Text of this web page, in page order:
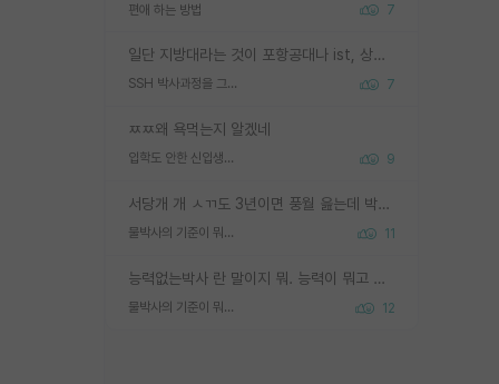
편애 하는 방법 7
일단 지방대라는 것이 포항공대나 ist, 상위 지거국은 아니라고 생각하겠습니다. 그런곳은 서성한에 비해 소위 대학 네임밸류가 크게 뒤떨어지지는 않으니까요. 대학 이름이 중요하냐? 당연합니다. 대학 이름이 좋아서 좋은 아웃풋이 나오는 것이냐, 좋은 대학은 좋은 사람과 좋은 기회가 몰려있으니 아웃풋도 자연스럽게 좋아지는 것이냐? 대답하기 어려운 문제입니다. 아직 한국 사회에서 학벌을 보는 것도, 특히 이공계를 중심으로 학벌보다는 실적 위주라는 분위기가 형성되는 것도 사실입니다. 지방대 출신으로 전임교수가 될수 있느냐? 가능 불가능을 따지면 당연히 가능입니다. 지방대 박사 출신으로 전임교원이 된 경우가 실제로 있으니까요. 현실적인 가능성이 있느냐? 지금 이정도 대학의 교수가 되고싶다고 생각되는 대학 들어가서 컴공과 교수 목록 켜고 박사 어디서 받았는지 쭉 한번 보세요. 냉정하게 지방대 출신인 분들이 많지는 않으실겁니다.
SSH 박사과정을 그만두고 지방대 박사로 옮기면 교수의 꿈은 끝일까요? 7
ㅉㅉ왜 욕먹는지 알겠네
입학도 안한 신입생이 원래 관심을 받나요 9
서당개 개 ㅅㄲ도 3년이면 풍월 읊는데 박사 5년 이상 대리고 있으면서 물된건 교수 탓 맞는ㄱ게 거기가 서당이 아니란 소리임
물박사의 기준이 뭐임? 11
능력없는박사 란 말이지 뭐. 능력이 뭐고 능력이 있다는게 뭔지는 사람마다 기준이 다르니까 얘기해봐야 서로 자기 기준만 얘기해서 논쟁이 끝이 안나고. 주위에서 능력있고 야심있는 신입생이 교수가 유의미한 피드백을 아예 안주면서 제대로된 과제에 참여해볼 기회도 제공하지 않고 잡일 뺑뺑이만 돌려서 맨날 단순작업만 하면서 밤새다가 눈빛이 점점 죽어가는걸 본 사람은 물박사는 교수탓이라고 하고, 교수는 이것저것 알려도 주고 기회도 주고 사수 동기 붙여주면서 어떻게든 끌고가려고 하는데 본인이 매일 뺀질거리면서 출근 하는둥마는둥 하다가 기껏 와서도 폰이나 쳐다보다가 실험 망치고 저녁약속있어서 먼저 가볼게요~ 하는걸 본 사람은 물박사는 본인탓이라고 함.
물박사의 기준이 뭐임? 12